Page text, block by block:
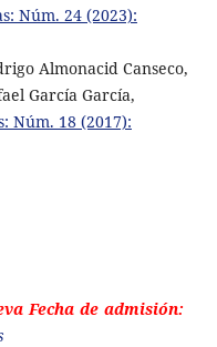
Núm. 24 (2023):
Almonacid Canseco,
García García,
Núm. 18 (2017):
Fecha de admisión: